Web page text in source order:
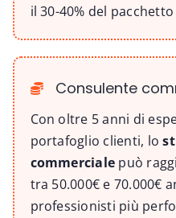
il 30-40% del
Consulente
Con oltre 5 anni di
portafoglio clienti, lo
commerciale può
tra 50.000€ e 70.000€
professionisti più